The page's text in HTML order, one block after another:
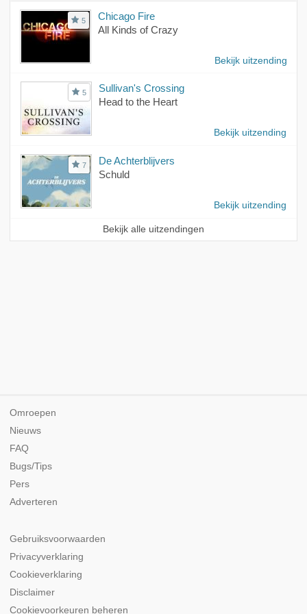
5
Chicago Fire
All Kinds of Crazy
Bekijk uitzending
5
Sullivan's Crossing
Head to the Heart
Bekijk uitzending
7
De Achterblijvers
Schuld
Bekijk uitzending
Bekijk alle uitzendingen
Omroepen
Nieuws
FAQ
Bugs/Tips
Pers
Adverteren
Gebruiksvoorwaarden
Privacyverklaring
Cookieverklaring
Disclaimer
Cookievoorkeuren beheren